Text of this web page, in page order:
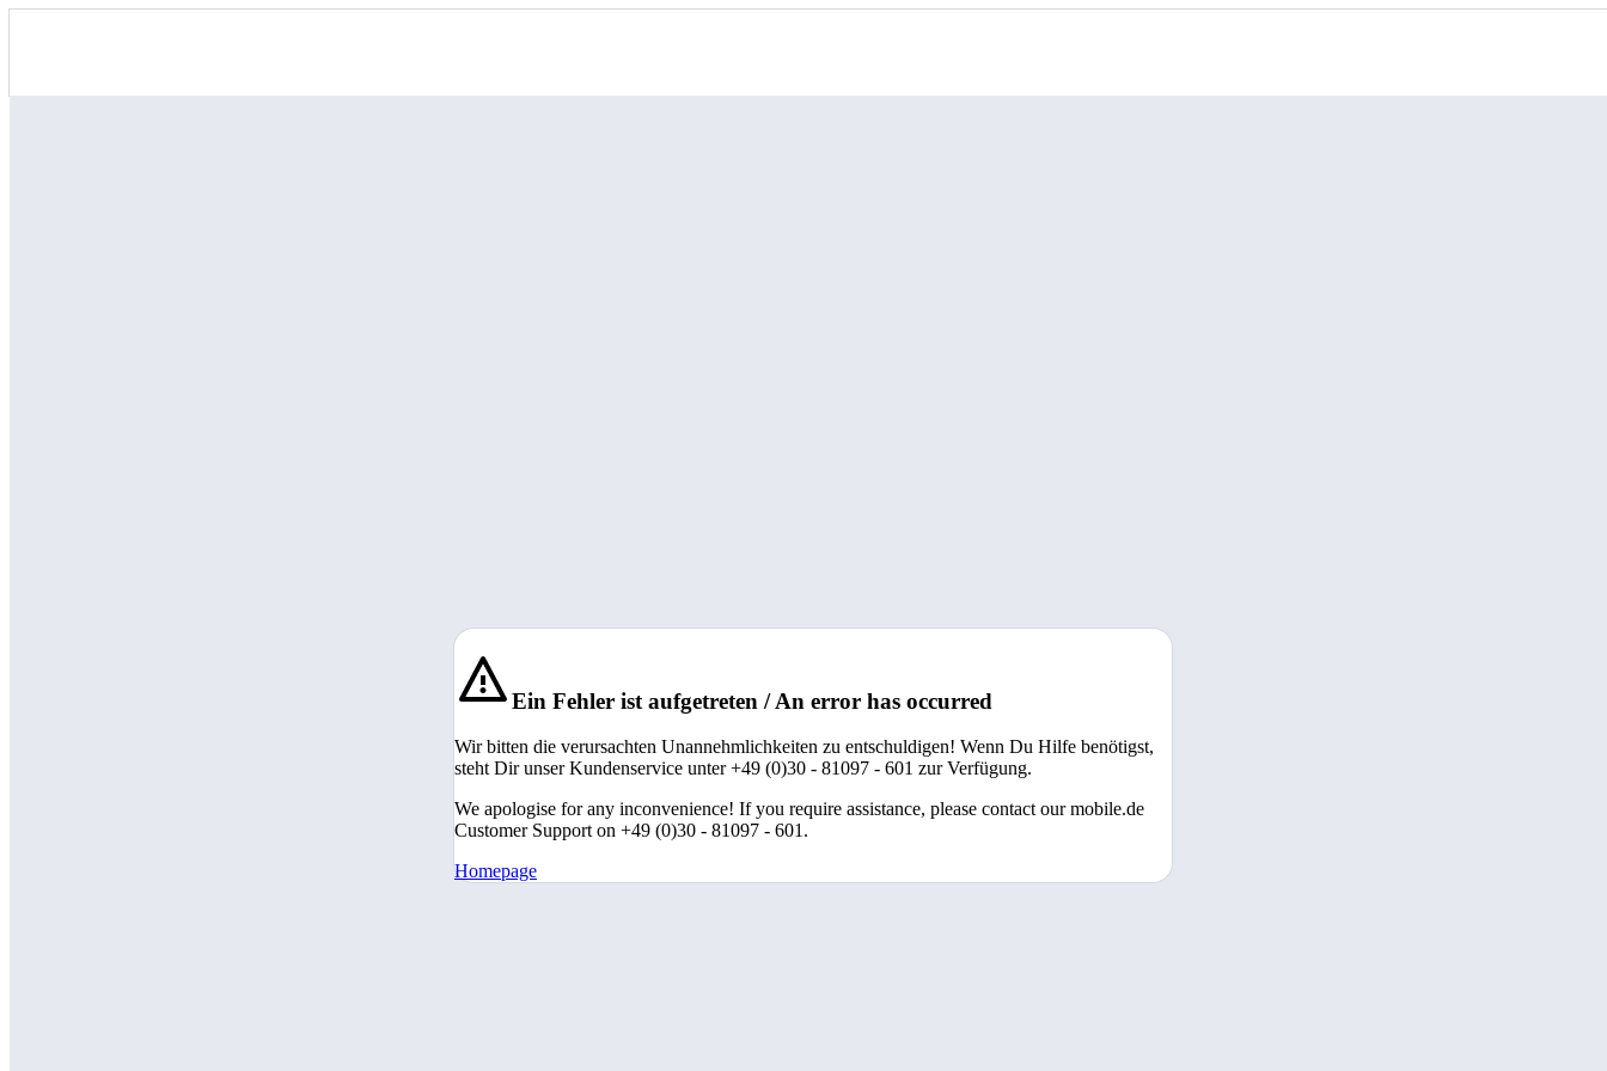
Ein Fehler ist aufgetreten / An error has occurred
Wir bitten die verursachten Unannehmlichkeiten zu entschuldigen! Wenn Du Hilfe benötigst,
steht Dir unser Kundenservice unter +49 (0)30 - 81097 - 601 zur Verfügung.
We apologise for any inconvenience! If you require assistance, please contact our mobile.de
Customer Support on +49 (0)30 - 81097 - 601.
Homepage